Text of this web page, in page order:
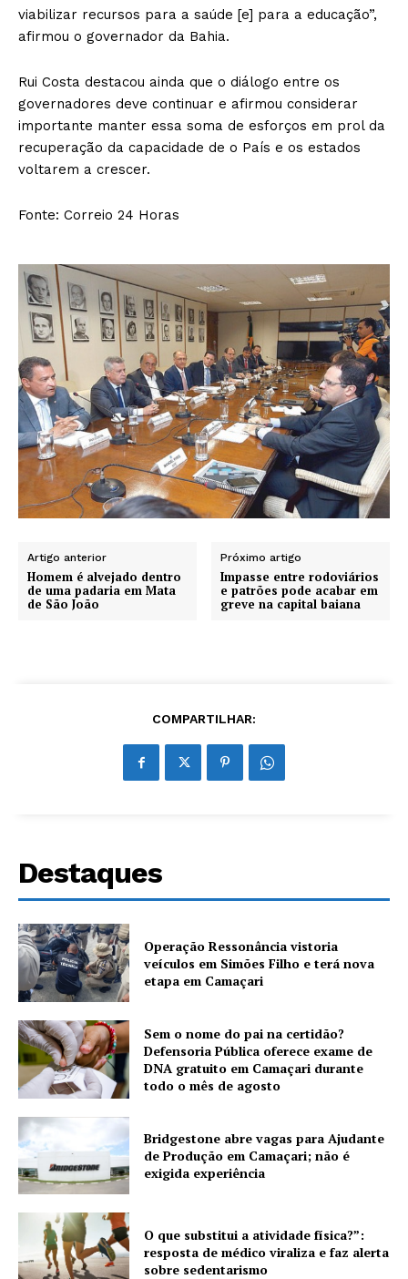
viabilizar recursos para a saúde [e] para a educação”,
afirmou o governador da Bahia.
Rui Costa destacou ainda que o diálogo entre os
governadores deve continuar e afirmou considerar
importante manter essa soma de esforços em prol da
recuperação da capacidade de o País e os estados
voltarem a crescer.
Fonte: Correio 24 Horas
Artigo anterior
Homem é alvejado dentro
de uma padaria em Mata
de São João
Próximo artigo
Impasse entre rodoviários
e patrões pode acabar em
greve na capital baiana
COMPARTILHAR:
Destaques
Operação Ressonância vistoria
veículos em Simões Filho e terá nova
etapa em Camaçari
Sem o nome do pai na certidão?
Defensoria Pública oferece exame de
DNA gratuito em Camaçari durante
todo o mês de agosto
Bridgestone abre vagas para Ajudante
de Produção em Camaçari; não é
exigida experiência
O que substitui a atividade física?”:
resposta de médico viraliza e faz alerta
sobre sedentarismo